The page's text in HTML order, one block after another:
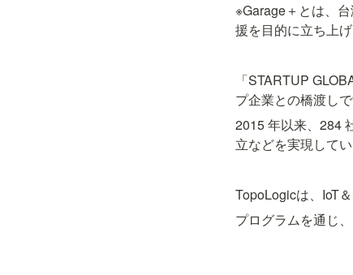
※Garage＋とは、
援を目的に立ち上
「STARTUP
プ企業との橋渡しで
2015 年以来、284
立などを実現してい
TopoLogicは、IoT
プログラムを通じ